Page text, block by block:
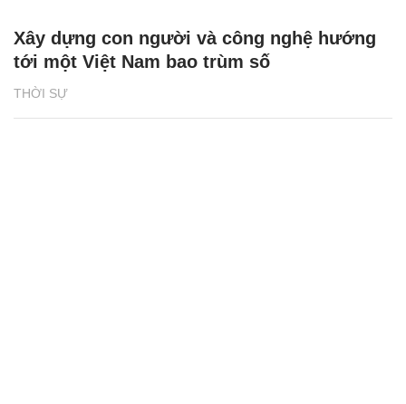
THỜI SỰ
Xây dựng con người và công nghệ hướng
tới một Việt Nam bao trùm số